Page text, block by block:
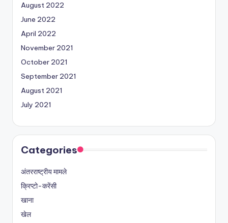
August 2022
June 2022
April 2022
November 2021
October 2021
September 2021
August 2021
July 2021
Categories
अंतरराष्ट्रीय मामले
क्रिप्टो-करेंसी
खाना
खेल